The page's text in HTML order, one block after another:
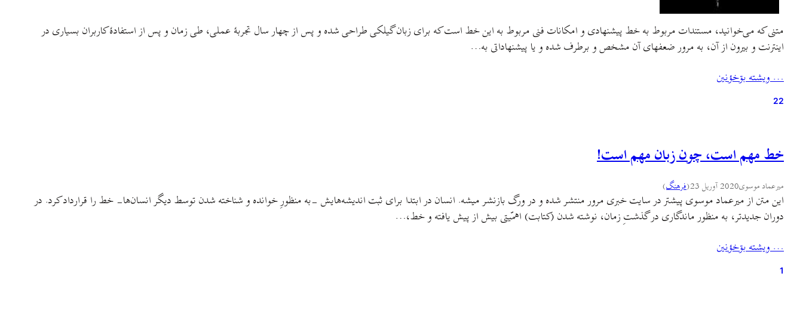
متنی که می‌خوانید، مستندات مربوط به خط پیشنهادی و امکانات فنی مربوط به این خط است که برای زبان گیلکی طراحی شده و پس از چهار سال تجربهٔ عملی، طی زمان و پس از استفادهٔ کاربران بسیاری در
اینترنت و بیرون از آن، به مرور ضعفهای آن مشخص و برطرف شده و یا پیشنهاداتی به…
… ويشته بۊخؤنين
22
خط مهم است، چون زبان مهم است!
میرعماد موسوی2020 آوریل 23 (فرهنگ)
این متن از میرعماد موسوی پیشتر در سایت خبری مرور منتشر شده و در ورگ بازنشر میشه. انسان در ابتدا برای ثبت اندیشه‌هایش -به منظورِ خوانده و شناخته شدن توسط دیگر انسان‌ها- خط را قرارداد کرد. در
دوران جدیدتر، به منظور ماندگاری در گذشتِ زمان، نوشته شدن (کتابت) اهمّیتی بیش از پیش یافته و خط،…
… ويشته بۊخؤنين
1